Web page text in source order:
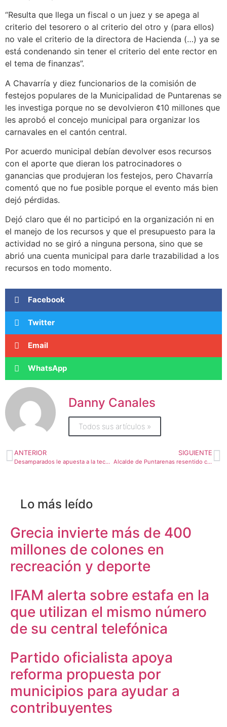
“Resulta que llega un fiscal o un juez y se apega al
criterio del tesorero o al criterio del otro y (para ellos)
no vale el criterio de la directora de Hacienda (…) ya se
está condenando sin tener el criterio del ente rector en
el tema de finanzas”.
A Chavarría y diez funcionarios de la comisión de
festejos populares de la Municipalidad de Puntarenas se
les investiga porque no se devolvieron ¢10 millones que
les aprobó el concejo municipal para organizar los
carnavales en el cantón central.
Por acuerdo municipal debían devolver esos recursos
con el aporte que dieran los patrocinadores o
ganancias que produjeran los festejos, pero Chavarría
comentó que no fue posible porque el evento más bien
dejó pérdidas.
Dejó claro que él no participó en la organización ni en
el manejo de los recursos y que el presupuesto para la
actividad no se giró a ninguna persona, sino que se
abrió una cuenta municipal para darle trazabilidad a los
recursos en todo momento.
Facebook
Twitter
Email
WhatsApp
Danny Canales
Todos sus artículos »
ANTERIOR
Desamparados le apuesta a la tecnología para prevenir del hampa
SIGUIENTE
Alcalde de Puntarenas resentido con sus compañeros del PUSC
Lo más leído
Grecia invierte más de 400
millones de colones en
recreación y deporte
IFAM alerta sobre estafa en la
que utilizan el mismo número
de su central telefónica
Partido oficialista apoya
reforma propuesta por
municipios para ayudar a
contribuyentes